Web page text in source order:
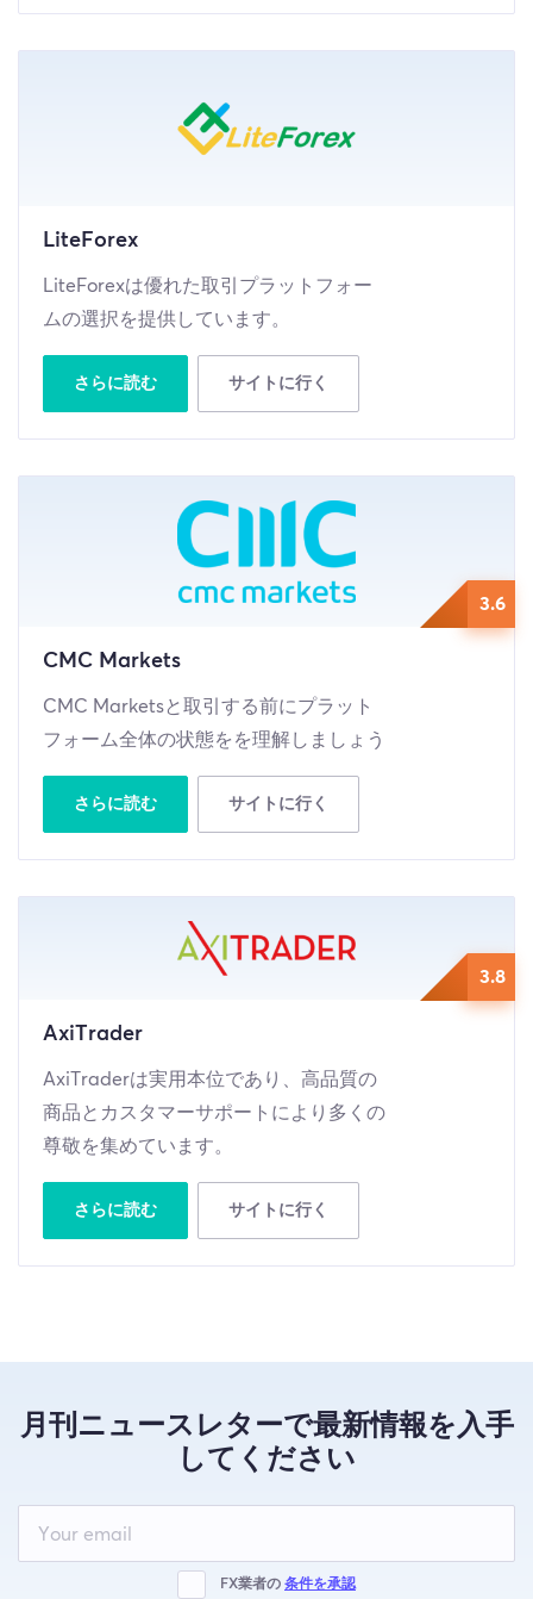
LiteForex
LiteForexは優れた取引プラットフォー
ムの選択を提供しています。
さらに読む サイトに行く
3.6
CMC Markets
CMC Marketsと取引する前にプラット
フォーム全体の状態をを理解しましょう
さらに読む サイトに行く
3.8
AxiTrader
AxiTraderは実用本位であり、高品質の
商品とカスタマーサポートにより多くの
尊敬を集めています。
さらに読む サイトに行く
月刊ニュースレターで最新情報を入手
してください
this
field
blank
FX業者の 条件を承認